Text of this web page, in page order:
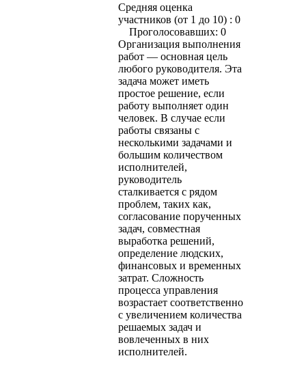
Средняя оценка
участников (от 1 до 10) : 0
Проголосовавших: 0
Организация выполнения
работ — основная цель
любого руководителя. Эта
задача может иметь
простое решение, если
работу выполняет один
человек. В случае если
работы связаны с
несколькими задачами и
большим количеством
исполнителей,
руководитель
сталкивается с рядом
проблем, таких как,
согласование порученных
задач, совместная
выработка решений,
определение людских,
финансовых и временных
затрат. Сложность
процесса управления
возрастает соответственно
с увеличением количества
решаемых задач и
вовлеченных в них
исполнителей.